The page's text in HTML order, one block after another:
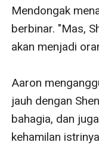
Mendongak
berbinar. "Mas,
akan menjadi
Aaron
jauh dengan
bahagia, dan
kehamilan